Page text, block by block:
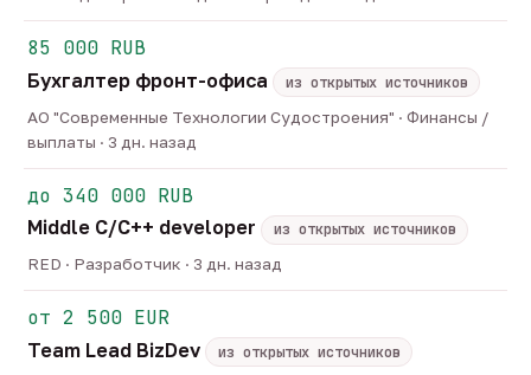
85 000 RUB
Бухгалтер фронт-офиса
из открытых источников
АО "Современные Технологии Судостроения" · Финансы /
выплаты · 3 дн. назад
до 340 000 RUB
Middle C/C++ developer
из открытых источников
RED · Разработчик · 3 дн. назад
от 2 500 EUR
Team Lead BizDev
из открытых источников